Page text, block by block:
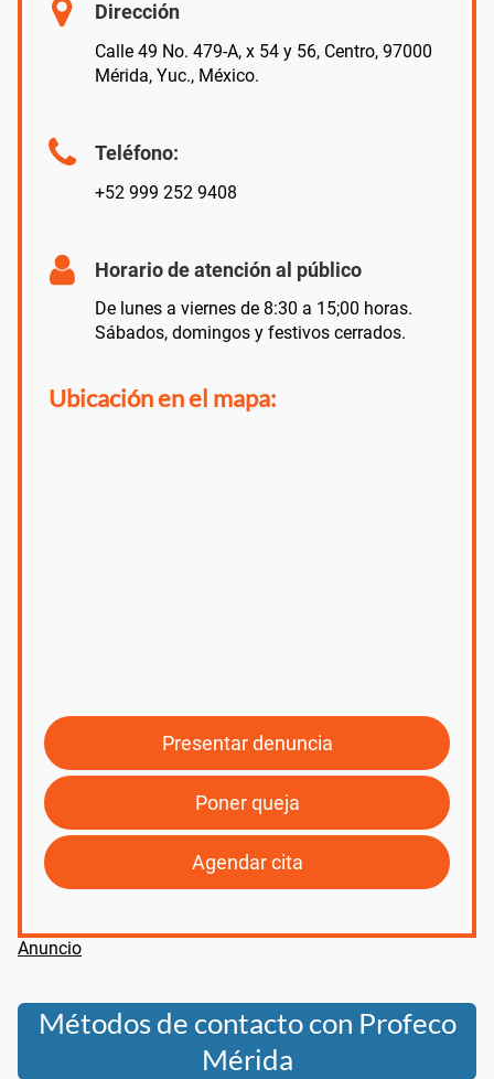
Dirección
Calle 49 No. 479-A, x 54 y 56, Centro, 97000
Mérida, Yuc., México.
Teléfono:
+52 999 252 9408
Horario de atención al público
De lunes a viernes de 8:30 a 15;00 horas.
Sábados, domingos y festivos cerrados.
Ubicación en el mapa:
Presentar denuncia
Poner queja
Agendar cita
Métodos de contacto con Profeco
Mérida